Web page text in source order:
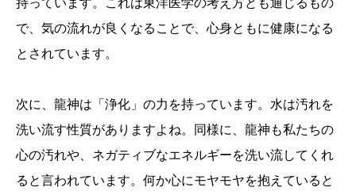
で、気の流れが良くなることで、心身ともに健康になる
とされています。
次に、龍神は「浄化」の力を持っています。水は汚れを
洗い流す性質がありますよね。同様に、龍神も私たちの
心の汚れや、ネガティブなエネルギーを洗い流してくれ
ると言われています。何か心にモヤモヤを抱えていると